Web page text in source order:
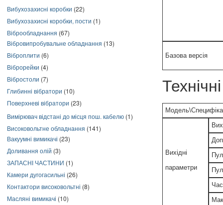
Вибухозахисні коробки (22)
Вибухозахисні коробки, пости (1)
Віброобладнання (67)
Вібровипробувальне обладнання (13)
Віброплити (6)
Віброрейки (4)
Вібростоли (7)
Глибинні вібратори (10)
Поверхневі вібратори (23)
Вимірювач відстані до місця пош. кабелю (1)
Високовольтне обладнання (141)
Вакуумні вимикачі (23)
Доливання олій (3)
ЗАПАСНІ ЧАСТИНИ (1)
Камери дугогасильні (26)
Контактори високовольтні (8)
Масляні вимикачі (10)
Базова версія
Вихідні
параметри